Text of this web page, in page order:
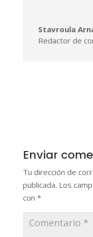
Stavroula
Redactor de
Enviar
Tu dirección de
publicada. Los
con *